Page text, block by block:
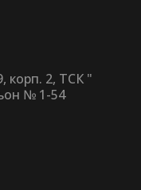
корп. 2, ТСК "
№ 1-54